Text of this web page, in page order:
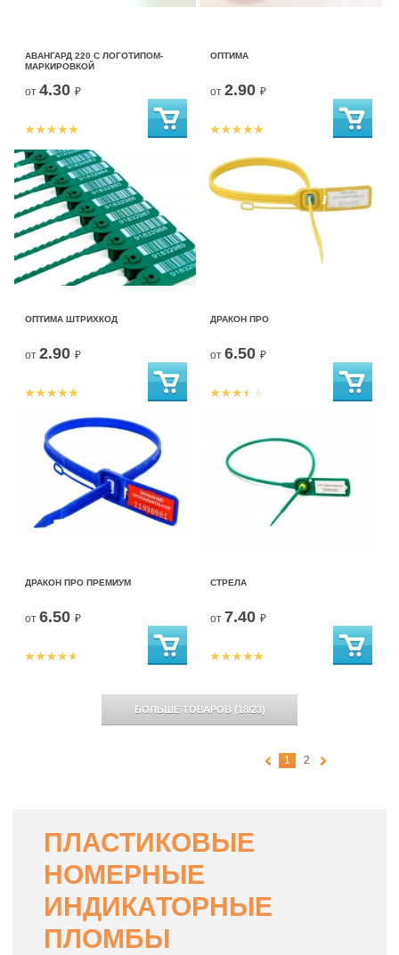
АВАНГАРД 220 С ЛОГОТИПОМ-
МАРКИРОВКОЙ
от 4.30 ₽
ОПТИМА
от 2.90 ₽
ОПТИМА ШТРИХКОД
от 2.90 ₽
ДРАКОН ПРО
от 6.50 ₽
ДРАКОН ПРО ПРЕМИУМ
от 6.50 ₽
СТРЕЛА
от 7.40 ₽
БОЛЬШЕ ТОВАРОВ(18/23)
1 2
ПЛАСТИКОВЫЕ
НОМЕРНЫЕ
ИНДИКАТОРНЫЕ
ПЛОМБЫ